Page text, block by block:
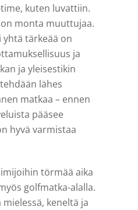
kuten luvattiin.
monta muuttujaa.
yhtä tärkeää on
ja
ja yleisestikin
lähes
matkaa – ennen
pääsee
hyvä varmistaa
törmää aika
golfmatka-alalla.
keneltä ja